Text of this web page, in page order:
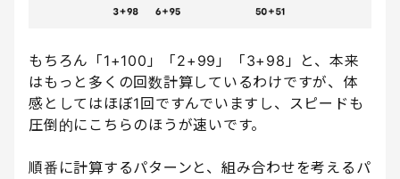
もちろん「1+100」「2+99」「3+98」と、本来
はもっと多くの回数計算しているわけですが、体
感としてはほぼ1回ですんでいますし、スピードも
圧倒的にこちらのほうが速いです。
順番に計算するパターンと、組み合わせを考えるパ